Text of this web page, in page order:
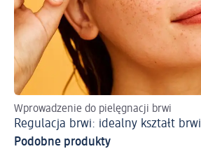
Wprowadzenie do pielęgnacji brwi
Regulacja brwi: idealny kształt brwi
Podobne produkty